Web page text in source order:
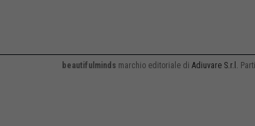
beautifulminds marchio editoriale di Adiuvare S.r.l.